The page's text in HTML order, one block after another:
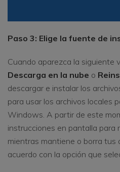
Paso 3: Elige la fuente de
Cuando aparezca la siguiente
Descarga en la nube o
descargar e instalar los
para usar los archivos locales
Windows. A partir de este
instrucciones en pantalla
mientras mantiene o borra tus
acuerdo con la opción que